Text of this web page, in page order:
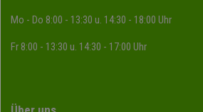
Mo - Do 8:00 - 13:30 u. 14:30 - 18:00 Uhr
Fr 8:00 - 13:30 u. 14:30 - 17:00 Uhr